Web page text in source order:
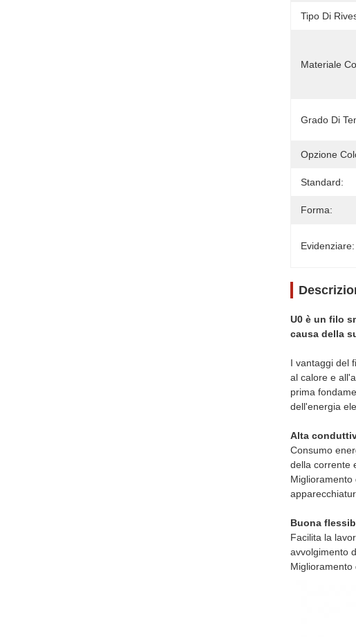
Tipo Di
Materiale
Grado Di
Opzione
Standard:
Forma:
Evidenziare:
U0 è un filo
causa della
I vantaggi del
al calore e
prima
dell'energia
Alta
Consumo
della corrente
Buona
Facilita la
avvolgimento
Miglioramento